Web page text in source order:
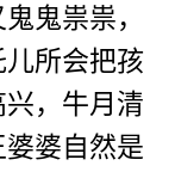
鬼祟祟，
所会把孩
，牛月清
婆自然是